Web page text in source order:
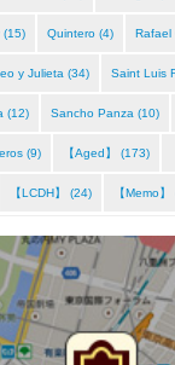
(15) Quintero (4) Rafael
y Julieta (34) Saint Luis
(12) Sancho Panza (10)
(9) 【Aged】 (173)
【LCDH】 (24) 【Memo】